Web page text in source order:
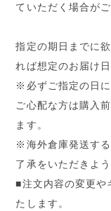
ていただく場合がご
指定の期日までに
れば想定のお届け
※必ずご指定の日に
ご心配な方は購入
ます。
※海外倉庫発送す
了承をいただきよ
■注文内容の変更や
たします。